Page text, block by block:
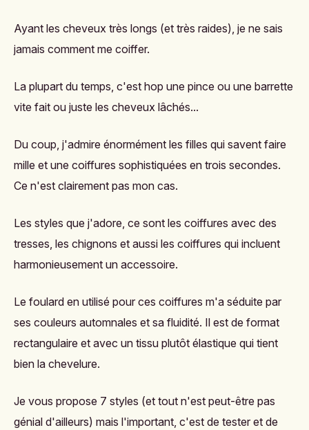
Ayant les cheveux très longs (et très raides), je ne sais
jamais comment me coiffer.
La plupart du temps, c'est hop une pince ou une barrette
vite fait ou juste les cheveux lâchés...
Du coup, j'admire énormément les filles qui savent faire
mille et une coiffures sophistiquées en trois secondes.
Ce n'est clairement pas mon cas.
Les styles que j'adore, ce sont les coiffures avec des
tresses, les chignons et aussi les coiffures qui incluent
harmonieusement un accessoire.
Le foulard en utilisé pour ces coiffures m'a séduite par
ses couleurs automnales et sa fluidité. Il est de format
rectangulaire et avec un tissu plutôt élastique qui tient
bien la chevelure.
Je vous propose 7 styles (et tout n'est peut-être pas
génial d'ailleurs) mais l'important, c'est de tester et de